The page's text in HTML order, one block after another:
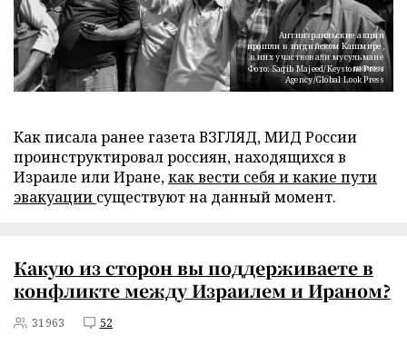
Антиизраильские акции
прошли в индийском Кашмире,
в них участвовали мусульмане
шииты
Фото: Saqib Majeed/Keystone Press
Agency/Global Look Press
Как писала ранее газета ВЗГЛЯД, МИД России
проинструктировал россиян, находящихся в
Израиле или Иране,как вести себя и какие пути
эвакуации существуют на данный момент.
Какую из сторон вы поддерживаете в
конфликте между Израилем и Ираном?
31963 52